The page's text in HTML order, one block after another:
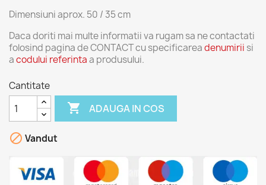
Dimensiuni aprox. 50 / 35 cm
Daca doriti mai multe informatii va rugam sa ne contactati
folosind pagina de CONTACT cu specificareadenumirii si
acodului referintaa produsului.
Cantitate
 ADAUGA IN COS
 Vandut